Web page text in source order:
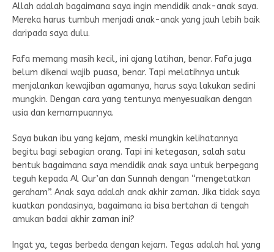
Allah adalah bagaimana saya ingin mendidik anak-anak saya.
Mereka harus tumbuh menjadi anak-anak yang jauh lebih baik
daripada saya dulu.
Fafa memang masih kecil, ini ajang latihan, benar. Fafa juga
belum dikenai wajib puasa, benar. Tapi melatihnya untuk
menjalankan kewajiban agamanya, harus saya lakukan sedini
mungkin. Dengan cara yang tentunya menyesuaikan dengan
usia dan kemampuannya.
Saya bukan ibu yang kejam, meski mungkin kelihatannya
begitu bagi sebagian orang. Tapi ini ketegasan, salah satu
bentuk bagaimana saya mendidik anak saya untuk berpegang
teguh kepada Al Qur’an dan Sunnah dengan “mengetatkan
geraham”. Anak saya adalah anak akhir zaman. Jika tidak saya
kuatkan pondasinya, bagaimana ia bisa bertahan di tengah
amukan badai akhir zaman ini?
Ingat ya, tegas berbeda dengan kejam. Tegas adalah hal yang